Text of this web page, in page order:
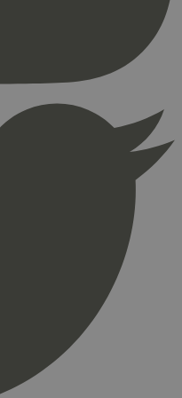
Utløpsdato
Hotjar Ltd
.svanemerket.no
minutter
54
sekunder
29
minutter
sekunder
.svanemerket.no
svanemerket.no